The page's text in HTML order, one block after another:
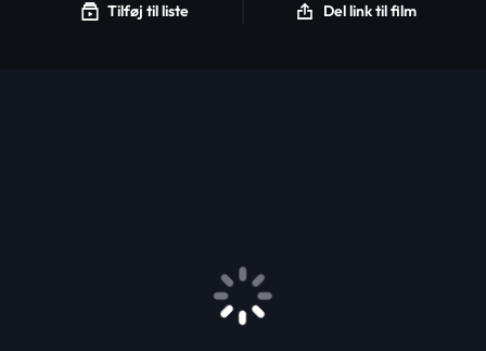
Tilføj til liste Del link til film